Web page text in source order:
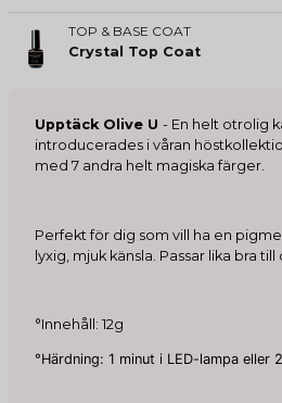
TOP & BASE COAT
Crystal Top Coat
Upptäck Olive U - En helt otrolig
introducerades i våran
med 7 andra helt magiska färger.
Perfekt för dig som vill ha en
lyxig, mjuk känsla. Passar lika bra
°Innehåll: 12g
°Härdning: 1 minut i LED-lampa eller